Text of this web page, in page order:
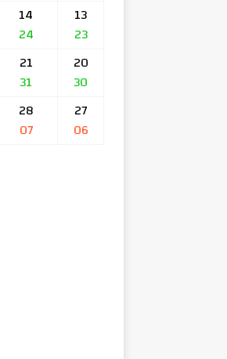
13
23
14
24
20
30
21
31
27
06
28
07